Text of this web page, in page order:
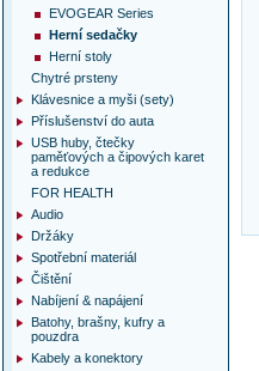
EVOGEAR Series
Herní sedačky
Herní stoly
Chytré prsteny
Klávesnice a myši (sety)
Příslušenství do auta
USB huby, čtečky
paměťových a čipových karet
a redukce
FOR HEALTH
Audio
Držáky
Spotřební materiál
Čištění
Nabíjení & napájení
Batohy, brašny, kufry a
pouzdra
Kabely a konektory